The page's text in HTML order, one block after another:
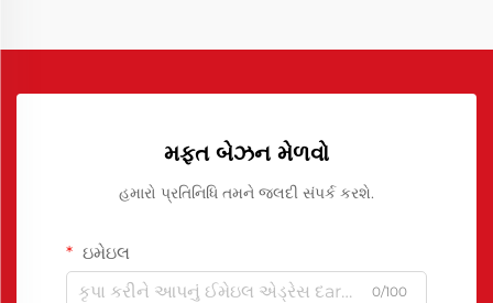
મફત બેઝન મેળવો
હમારો પ્રતિનિધિ તમને જલદી સંપર્ક કરશે.
ઇમેઇલ
0/100